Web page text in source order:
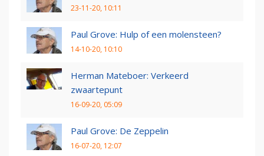
23-11-20, 10:11
Paul Grove: Hulp of een molensteen?
14-10-20, 10:10
Herman Mateboer: Verkeerd
zwaartepunt
16-09-20, 05:09
Paul Grove: De Zeppelin
16-07-20, 12:07